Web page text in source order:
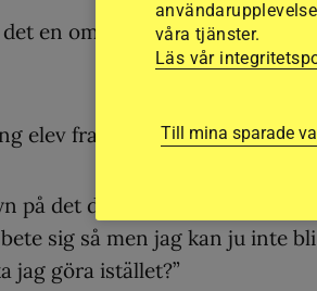
en omöjlig uppgift? Kanske
elev fram till mig under sin
på det där sättet som han
sig så men jag kan ju inte
jag göra istället?”
våra tjänster.
Läs vår
Till mina sparade